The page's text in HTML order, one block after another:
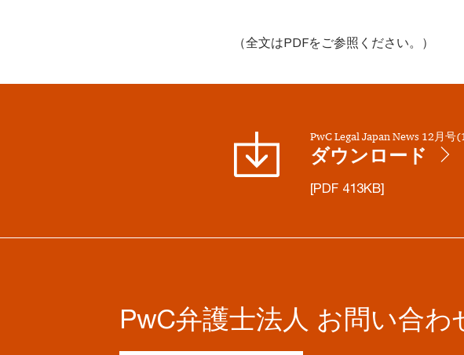
（全文はPDFをご参照ください。）
PwC Legal Japan News 12月
ダウンロード
[PDF 413KB]
PwC弁護士法人 お問い合わ